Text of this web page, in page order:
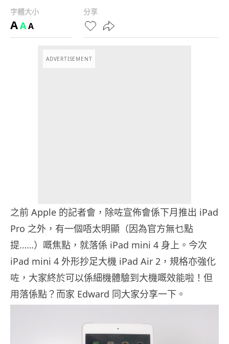
字體大小
AAA
分享
ADVERTISEMENT
之前 Apple 的記者會，除咗宣佈會係下月推出 iPad
Pro 之外，有一個唔太明顯（因為官方無乜點
提……）嘅焦點，就落係 iPad mini 4 身上。今次
iPad mini 4 外形抄足大機 iPad Air 2，規格亦強化
咗，大家終於可以係細機體驗到大機嘅效能啦！但
用落係點？而家 Edward 同大家分享一下。